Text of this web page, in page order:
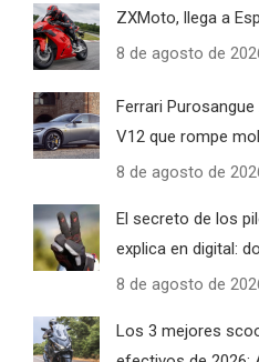
ZXMoto, llega a
8 de agosto de
Ferrari
V12 que rompe
8 de agosto de
El secreto de los
explica en digital:
8 de agosto de
Los 3 mejores